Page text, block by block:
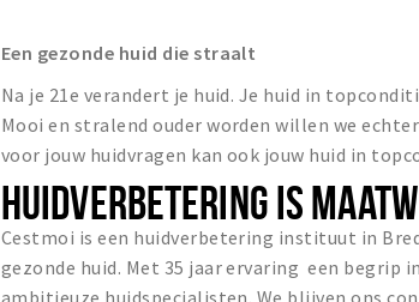
Een gezonde huid die straalt
Na je 21e verandert je huid. Je huid in
Mooi en stralend ouder worden willen we
voor jouw huidvragen kan ook jouw huid in
HUIDVERBETERING IS
Cestmoi is een huidverbetering instituut in
gezonde huid. Met 35 jaar ervaring een begrip